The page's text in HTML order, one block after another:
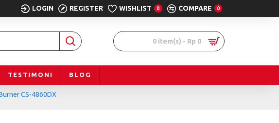
LOGIN REGISTER WISHLIST 0 COMPARE 0
0 item(s) - Rp 0
TESTIMONI BLOG
CS-4860DX